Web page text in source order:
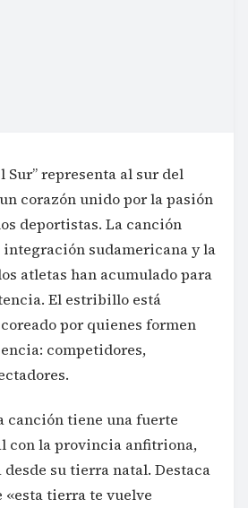
Sur” representa al sur del
corazón unido por la pasión
deportistas. La canción
sudamericana y la
atletas han acumulado para
El estribillo está
por quienes formen
competidores,
canción tiene una fuerte
con la provincia anfitriona,
desde su tierra natal. Destaca
«esta tierra te vuelve